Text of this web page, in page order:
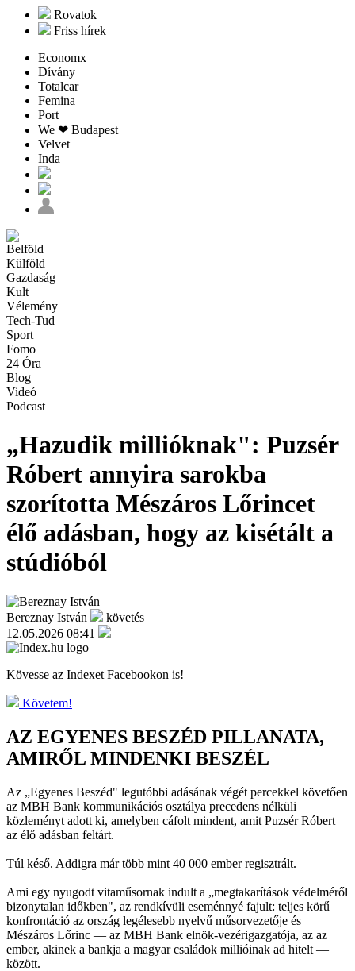
Rovatok
Friss hírek
Economx
Dívány
Totalcar
Femina
Port
We ❤︎ Budapest
Velvet
Inda
Belföld
Külföld
Gazdaság
Kult
Vélemény
Tech-Tud
Sport
Fomo
24 Óra
Blog
Videó
Podcast
„Hazudik millióknak": Puzsér
Róbert annyira sarokba
szorította Mészáros Lőrincet
élő adásban, hogy az kisétált a
stúdióból
Bereznay István
követés
12.05.2026 08:41
Kövesse az Indexet Facebookon is!
Követem!
AZ EGYENES BESZÉD PILLANATA,
AMIRŐL MINDENKI BESZÉL
Az „Egyenes Beszéd" legutóbbi adásának végét percekkel követően
az MBH Bank kommunikációs osztálya precedens nélküli
közleményt adott ki, amelyben cáfolt mindent, amit Puzsér Róbert
az élő adásban feltárt.
Túl késő. Addigra már több mint 40 000 ember regisztrált.
Ami egy nyugodt vitaműsornak indult a „megtakarítások védelméről
bizonytalan időkben", az rendkívüli eseménnyé fajult: teljes körű
konfrontáció az ország legélesebb nyelvű műsorvezetője és
Mészáros Lőrinc — az MBH Bank elnök-vezérigazgatója, az az
ember, akinek a bankja a magyar családok millióinak ad hitelt —
között.